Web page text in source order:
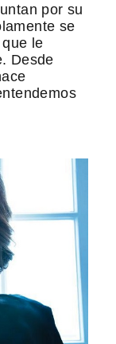
por su
se
le
Desde